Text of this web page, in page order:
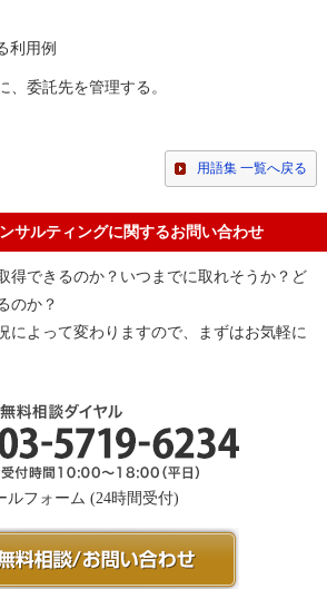
利用例
、委託先を管理する。
用語集 一覧へ戻る
サルティングに関するお問い合わせ
得できるのか？いつまでに取れそうか？ど
のか？
によって変わりますので、まずはお気軽に
ルフォーム (24時間受付)